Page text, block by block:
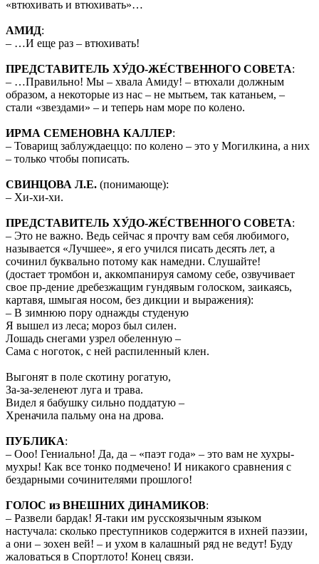
«втюхивать и втюхивать»…
АМИД:
– …И еще раз – втюхивать!
ПРЕДСТАВИТЕЛЬ ХУ́ДО-ЖЕ́СТВЕННОГО СОВЕТА:
– …Правильно! Мы – хвала Амиду! – втюхали должным
образом, а некоторые из нас – не мытьем, так катаньем, –
стали «звездами» – и теперь нам море по колено.
ИРМА СЕМЕНОВНА КАЛЛЕР:
– Товарищ заблуждаеццо: по колено – это у Могилкина, а них
– только чтобы пописать.
СВИНЦОВА Л.Е. (понимающе):
– Хи-хи-хи.
ПРЕДСТАВИТЕЛЬ ХУ́ДО-ЖЕ́СТВЕННОГО СОВЕТА:
– Это не важно. Ведь сейчас я прочту вам себя любимого,
называется «Лучшее», я его учился писать десять лет, а
сочинил буквально потому как намедни. Слушайте!
(достает тромбон и, аккомпанируя самому себе, озвучивает
свое пр-дение дребезжащим гундявым голоском, заикаясь,
картавя, шмыгая носом, без дикции и выражения):
– В зимнюю пору однажды студеную
Я вышел из леса; мороз был силен.
Лошадь снегами узрел обеленную –
Сама с ноготок, с ней распиленный клен.
Выгонят в поле скотину рогатую,
За-за-зеленеют луга и трава.
Видел я бабушку сильно поддатую –
Хреначила пальму она на дрова.
ПУБЛИКА:
– Ооо! Гениально! Да, да – «паэт года» – это вам не хухры-
мухры! Как все тонко подмечено! И никакого сравнения с
бездарными сочинителями прошлого!
ГОЛОС из ВНЕШНИХ ДИНАМИКОВ:
– Развели бардак! Я-таки им русскоязычным языком
настучала: сколько преступников содержится в ихней паэзии,
а они – зохен вей! – и ухом в калашный ряд не ведут! Буду
жаловаться в Спортлото! Конец связи.